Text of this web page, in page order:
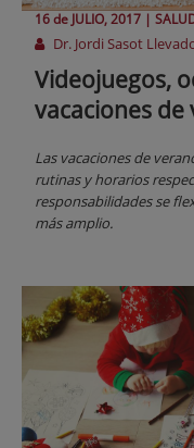
16 deJULIO, 2017 |
Dr. Jordi Sasot
Videojuegos,
vacaciones de
Las vacaciones de
rutinas y horarios
responsabilidades se
más amplio.